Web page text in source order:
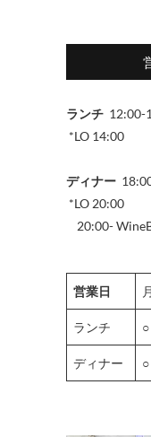
ランチ 12:00-
*LO 14:00
ディナー
*LO 20:00
20:00-
営業日 月
ランチ ○
ディナー ○